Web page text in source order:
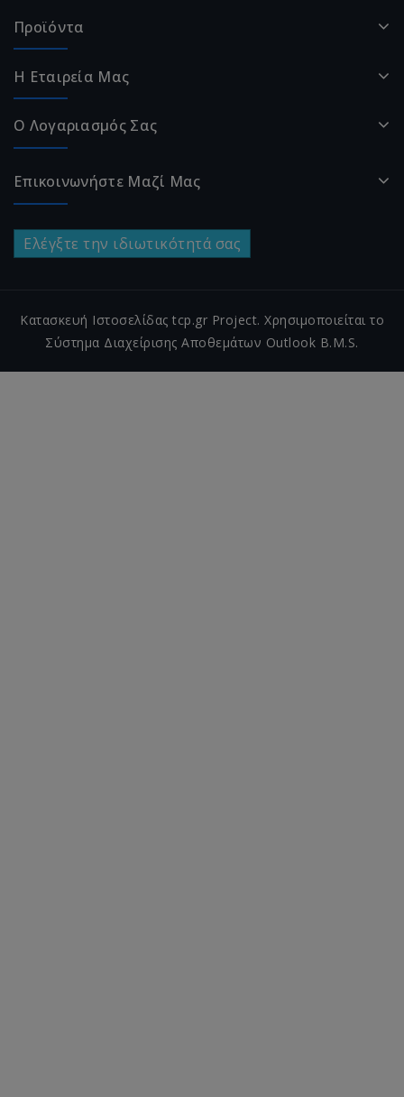
Προϊόντα
Η Εταιρεία Μας
Ο Λογαριασμός Σας
Επικοινωνήστε Μαζί Μας
Ελέγξτε την ιδιωτικότητά σας
Κατασκευή Ιστοσελίδας tcp.gr Project. Χρησιμοποιείται το
Σύστημα Διαχείρισης Αποθεμάτων Outlook B.M.S.